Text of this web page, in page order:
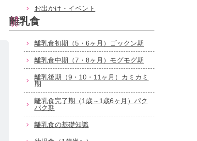
お出かけ・イベント
離乳食
離乳食初期（5・6ヶ月）ゴックン期
離乳食中期（7・8ヶ月）モグモグ期
離乳後期（9・10・11ヶ月）カミカミ
期
離乳食完了期（1歳～1歳6ヶ月）パク
パク期
離乳食の基礎知識